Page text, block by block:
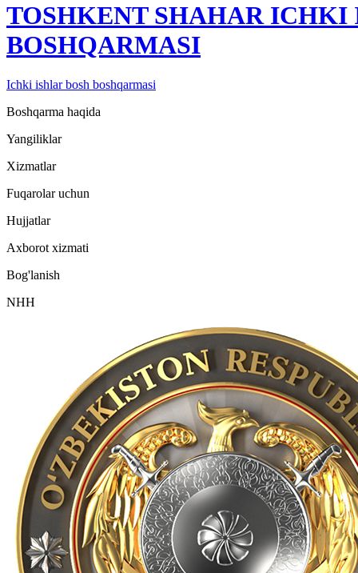
TOSHKENT SHAHAR IСHKI
BOSHQARMASI
Ichki ishlar bosh boshqarmasi
Boshqarma haqida
Yangiliklar
Xizmatlar
Fuqarolar uchun
Hujjatlar
Axborot xizmati
Bog'lanish
NHH